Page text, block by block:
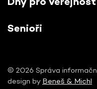
Senioři
© 2026 Správa
design by Beneš & Michl